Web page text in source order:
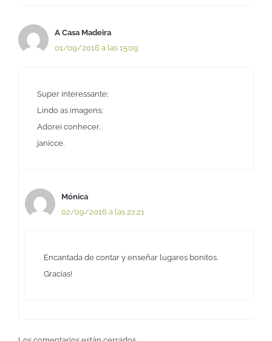
A Casa Madeira
01/09/2016 a las 15:09
Super interessante;
Lindo as imagens;
Adorei conhecer.
janicce.
Mónica
02/09/2016 a las 22:21
Encantada de contar y enseñar lugares bonitos.
Gracias!